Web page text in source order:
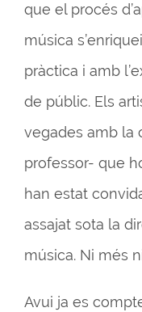
que el procés
música
pràctica i amb
de públic. Els
vegades amb la
professor- que
han estat
assajat sota la
música. Ni més
Avui ja es